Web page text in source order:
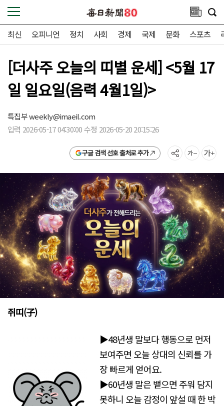
최신 오피니언 정치 사회 경제 국제 문화 스포츠
[더사주 오늘의 띠별 운세] <5월 17
일 일요일(음력 4월1일)>
특집부weekly@imaeil.com
입력 2026-05-17 04:30:00 수정 2026-05-20 20:15:26
구글 검색 선호 출처로 추가
쥐띠(子)
▶48년생 말보다 행동으로 먼저
보여주면 오늘 상대의 신뢰를 가
장 빠르게 얻어요.
▶60년생 말은 뱉으면 주워 담지
못하니 오늘 감정이 앞설 때 한 박